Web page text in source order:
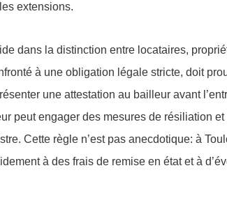
extensions.
dans la distinction entre locataires,
à une obligation légale stricte, doit
une attestation au bailleur avant
peut engager des mesures de résiliation
Cette règle n’est pas anecdotique: à
à des frais de remise en état et à